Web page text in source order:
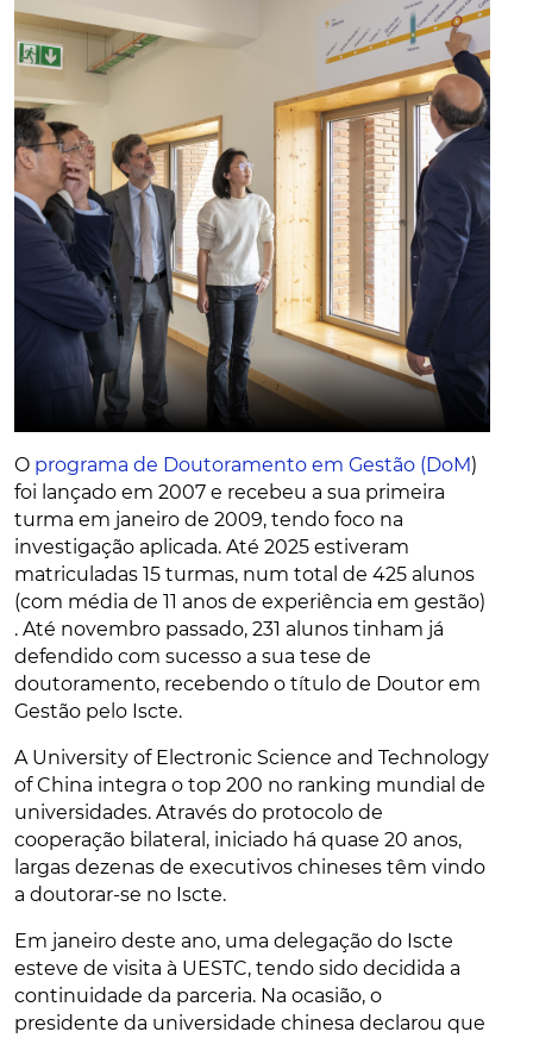
O programa de Doutoramento em Gestão (DoM)
foi lançado em 2007 e recebeu a sua primeira
turma em janeiro de 2009, tendo foco na
investigação aplicada. Até 2025 estiveram
matriculadas 15 turmas, num total de 425 alunos
(com média de 11 anos de experiência em gestão)
. Até novembro passado, 231 alunos tinham já
defendido com sucesso a sua tese de
doutoramento, recebendo o título de Doutor em
Gestão pelo Iscte.
A University of Electronic Science and Technology
of China integra o top 200 no ranking mundial de
universidades. Através do protocolo de
cooperação bilateral, iniciado há quase 20 anos,
largas dezenas de executivos chineses têm vindo
a doutorar-se no Iscte.
Em janeiro deste ano, uma delegação do Iscte
esteve de visita à UESTC, tendo sido decidida a
continuidade da parceria. Na ocasião, o
presidente da universidade chinesa declarou que